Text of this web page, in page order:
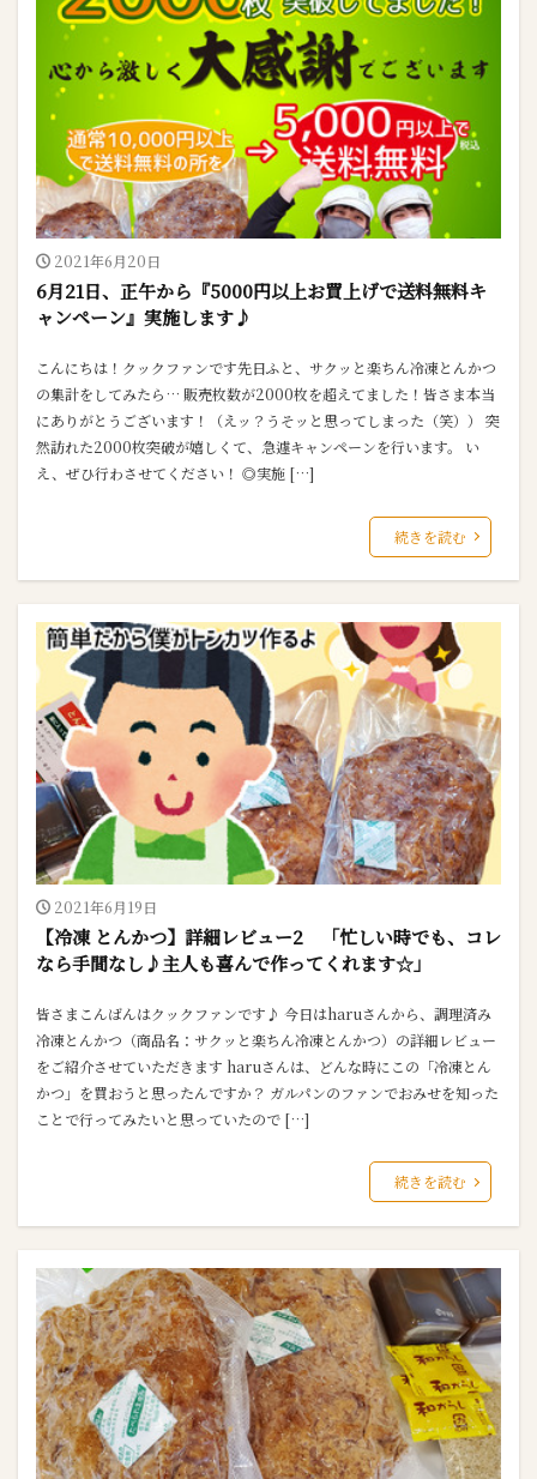
2021年6月20日
6月21日、正午から『5000円以上お買上げで送料無料キ
ャンペーン』実施します♪
こんにちは！クックファンです先日ふと、サクッと楽ちん冷凍とんかつ
の集計をしてみたら… 販売枚数が2000枚を超えてました！皆さま本当
にありがとうございます！（えッ？うそッと思ってしまった（笑）） 突
然訪れた2000枚突破が嬉しくて、急遽キャンペーンを行います。 い
え、ぜひ行わさせてください！ ◎実施 […]
続きを読む
2021年6月19日
【冷凍 とんかつ】詳細レビュー2 「忙しい時でも、コレ
なら手間なし♪主人も喜んで作ってくれます☆」
皆さまこんばんはクックファンです♪ 今日はharuさんから、調理済み
冷凍とんかつ（商品名：サクッと楽ちん冷凍とんかつ）の詳細レビュー
をご紹介させていただきます haruさんは、どんな時にこの「冷凍とん
かつ」を買おうと思ったんですか？ ガルパンのファンでおみせを知った
ことで行ってみたいと思っていたので […]
続きを読む